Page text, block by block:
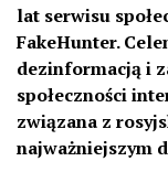
lat serwisu
FakeHunter.
dezinformacją i
społeczności
związana z
najważniejszym